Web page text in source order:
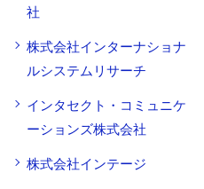
社
株式会社インターナショナ
ルシステムリサーチ
インタセクト・コミュニケ
ーションズ株式会社
株式会社インテージ